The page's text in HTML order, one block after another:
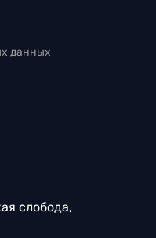
данных
слобода,